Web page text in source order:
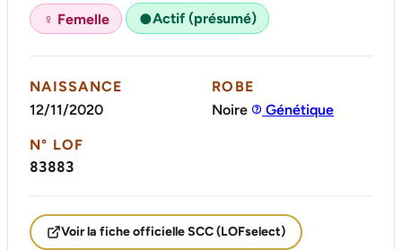
♀ Femelle ●Actif (présumé)
NAISSANCE
12/11/2020
ROBE
Noire
Génétique
N° LOF
83883
Voir la fiche officielle SCC (LOFselect)